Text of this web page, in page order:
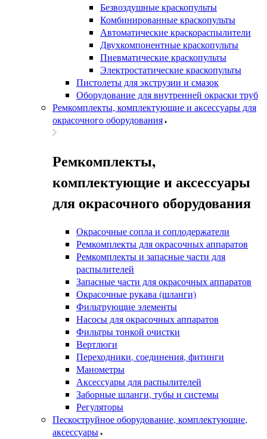
Безвоздушные краскопульты
Комбинированные краскопульты
Автоматические краскораспылители
Двухкомпонентные краскопульты
Пневматические краскопульты
Электростатические краскопульты
Пистолеты для экструзии и смазок
Оборудование для внутренней окраски труб
Ремкомплекты, комплектующие и аксессуары для
окрасочного оборудования
Ремкомплекты,
комплектующие и аксессуары
для окрасочного оборудования
Окрасочные сопла и соплодержатели
Ремкомплекты для окрасочных аппаратов
Ремкомплекты и запасные части для
распылителей
Запасные части для окрасочных аппаратов
Окрасочные рукава (шланги)
Фильтрующие элементы
Насосы для окрасочных аппаратов
Фильтры тонкой очистки
Вертлюги
Переходники, соединения, фитинги
Манометры
Аксессуары для распылителей
Заборные шланги, тубы и системы
Регуляторы
Пескоструйное оборудование, комплектующие,
аксессуары